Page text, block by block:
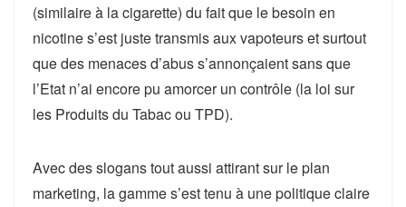
(similaire à la cigarette) du fait que le besoin en
nicotine s’est juste transmis aux vapoteurs et surtout
que des menaces d’abus s’annonçaient sans que
l’Etat n’ai encore pu amorcer un contrôle (la loi sur
les Produits du Tabac ou TPD).
Avec des slogans tout aussi attirant sur le plan
marketing, la gamme s’est tenu à une politique claire